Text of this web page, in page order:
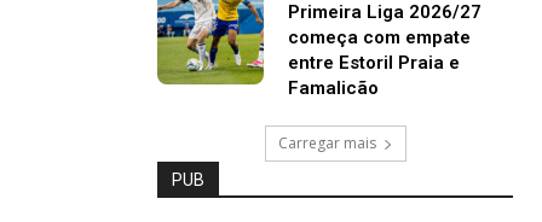
Primeira Liga 2026/27
começa com empate
entre Estoril Praia e
Famalicão
Carregar mais
PUB